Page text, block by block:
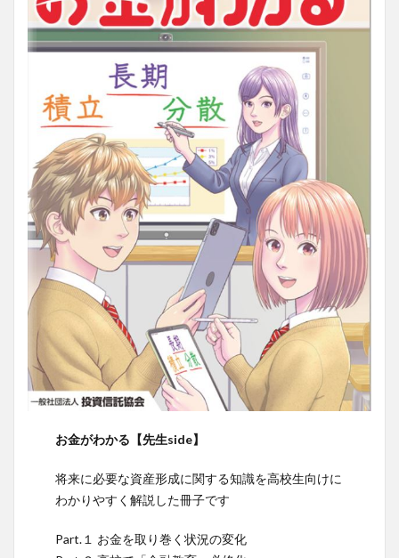
お金がわかる【先生side】
将来に必要な資産形成に関する知識を高校生向けに
わかりやすく解説した冊子です
Part.１ お金を取り巻く状況の変化